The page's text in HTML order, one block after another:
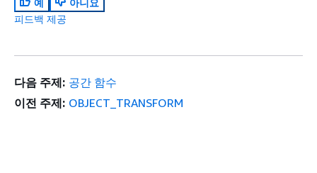
예
아니요
피드백 제공
다음 주제: 공간 함수
이전 주제: OBJECT_TRANSFORM